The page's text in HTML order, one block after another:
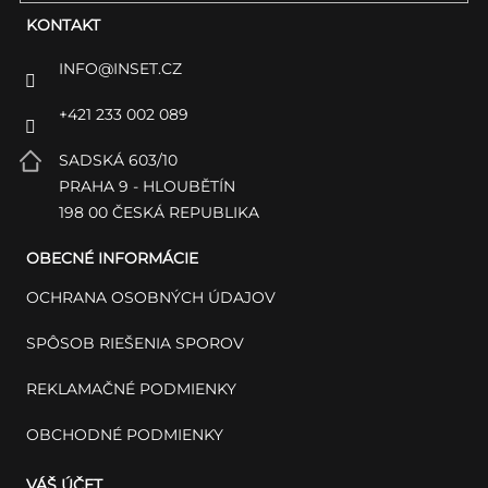
KONTAKT
INFO@INSET.CZ
+421 233 002 089
SADSKÁ 603/10
PRAHA 9 - HLOUBĚTÍN
198 00 ČESKÁ REPUBLIKA
OBECNÉ INFORMÁCIE
OCHRANA OSOBNÝCH ÚDAJOV
SPÔSOB RIEŠENIA SPOROV
REKLAMAČNÉ PODMIENKY
OBCHODNÉ PODMIENKY